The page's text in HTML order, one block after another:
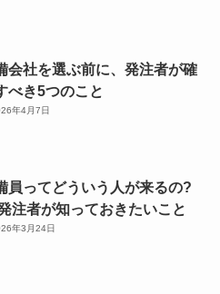
会社を選ぶ前に、発注者が確
べき5つのこと
年4月7日
員ってどういう人が来るの?
注者が知っておきたいこと
年3月24日